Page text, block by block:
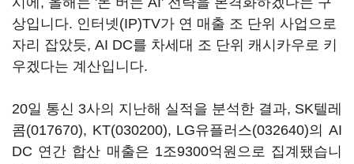
상입니다. 인터넷(IP)TV가 연 매출 조 단위 사업으로
자리 잡았듯, AI DC를 차세대 조 단위 캐시카우로 키
우겠다는 계산입니다.
20일 통신 3사의 지난해 실적을 분석한 결과, SK텔레
콤(017670), KT(030200), LG유플러스(032640)의 AI
DC 연간 합산 매출은 1조9300억원으로 집계됐습니